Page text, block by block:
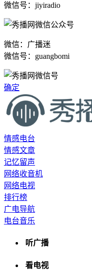
微信号：jiyiradio
微信：广播迷
微信号：guangbomi
确定
情感电台
情感文章
记忆留声
网络收音机
网络电视
排行榜
广电导航
电台音乐
听广播
看电视